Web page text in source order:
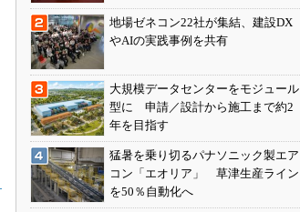
地場ゼネコン22社が集結、建設DX
やAIの実践事例を共有
大規模データセンターをモジュール
型に 申請／設計から施工まで約2
年を目指す
猛暑を乗り切るパナソニック製エア
コン「エオリア」 草津生産ライン
を50％自動化へ